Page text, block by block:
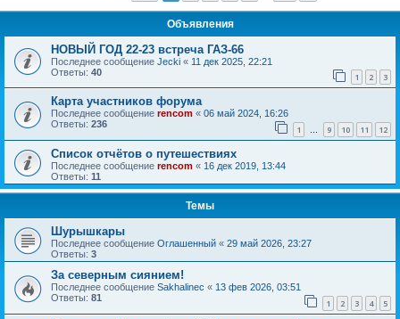
Объявления
НОВЫЙ ГОД 22-23 встреча ГАЗ-66
Последнее сообщение Jecki « 11 дек 2025, 22:21
Ответы: 40 1 2 3
Карта участников форума
Последнее сообщение rencom « 06 май 2024, 16:26
Ответы: 236 1 … 9 10 11 12
Список отчётов о путешествиях
Последнее сообщение rencom « 16 дек 2019, 13:44
Ответы: 11
Темы
Шурышкары
Последнее сообщение Оглашенный « 29 май 2026, 23:27
Ответы: 3
За северным сиянием!
Последнее сообщение Sakhalinec « 13 фев 2026, 03:51
Ответы: 81 1 2 3 4 5